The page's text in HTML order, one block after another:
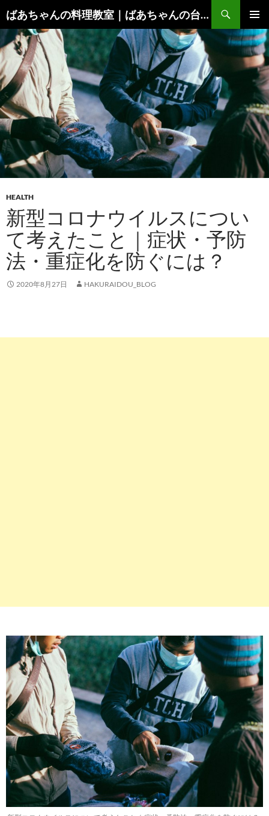
ン
テ
ン
ツ
へ
ス
キ
ッ
プ
ばあちゃんの料理教室｜ばあちゃんの台所から学ぶ、食と健康の知恵
索
メインメ
ニュー
HEALTH
新型コロナウイルスについ
て考えたこと｜症状・予防
法・重症化を防ぐには？
2020年8月27日 HAKURAIDOU_BLOG